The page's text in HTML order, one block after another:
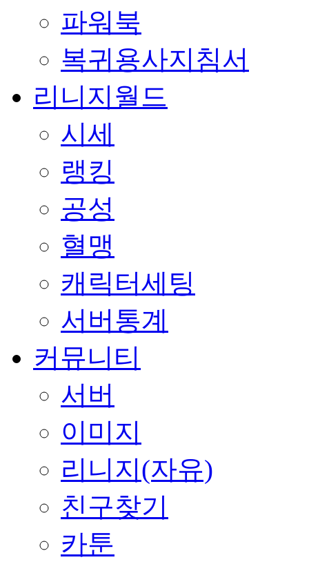
파워북
복귀용사지침서
리니지월드
시세
랭킹
공성
혈맹
캐릭터세팅
서버통계
커뮤니티
서버
이미지
리니지(자유)
친구찾기
카툰